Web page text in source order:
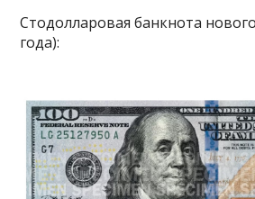
Стодолларовая банкнота
года):